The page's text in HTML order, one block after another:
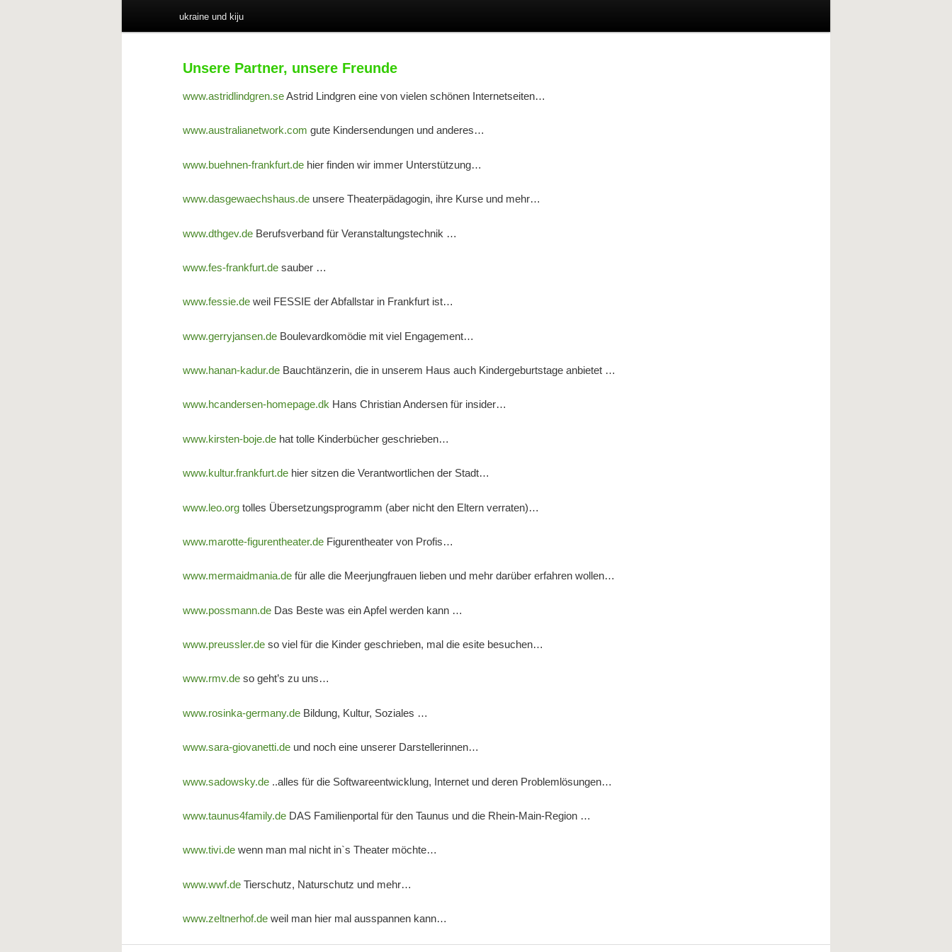
ukraine und kiju
Unsere Partner, unsere Freunde
www.astridlindgren.seAstrid Lindgren eine von vielen schönen Internetseiten…
www.australianetwork.com gute Kindersendungen und anderes…
www.buehnen-frankfurt.de hier finden wir immer Unterstützung…
www.dasgewaechshaus.de unsere Theaterpädagogin, ihre Kurse und mehr…
www.dthgev.de Berufsverband für Veranstaltungstechnik …
www.fes-frankfurt.de sauber …
www.fessie.de weil FESSIE der Abfallstar in Frankfurt ist…
www.gerryjansen.de Boulevardkomödie mit viel Engagement…
www.hanan-kadur.de Bauchtänzerin, die in unserem Haus auch Kindergeburtstage anbietet …
www.hcandersen-homepage.dk Hans Christian Andersen für insider…
www.kirsten-boje.de hat tolle Kinderbücher geschrieben…
www.kultur.frankfurt.de hier sitzen die Verantwortlichen der Stadt…
www.leo.org tolles Übersetzungsprogramm (aber nicht den Eltern verraten)…
www.marotte-figurentheater.de Figurentheater von Profis…
www.mermaidmania.de für alle die Meerjungfrauen lieben und mehr darüber erfahren wollen…
www.possmann.de Das Beste was ein Apfel werden kann …
www.preussler.de so viel für die Kinder geschrieben, mal die esite besuchen…
www.rmv.de so geht’s zu uns…
www.rosinka-germany.de Bildung, Kultur, Soziales …
www.sara-giovanetti.de und noch eine unserer Darstellerinnen…
www.sadowsky.de ..alles für die Softwareentwicklung, Internet und deren Problemlösungen…
www.taunus4family.de DAS Familienportal für den Taunus und die Rhein-Main-Region …
www.tivi.de wenn man mal nicht in`s Theater möchte…
www.wwf.de Tierschutz, Naturschutz und mehr…
www.zeltnerhof.de weil man hier mal ausspannen kann…